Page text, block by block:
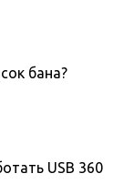
бана?
USB 360